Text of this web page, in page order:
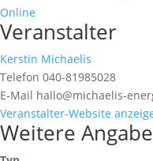
Online
Veranstalter
Kerstin Michaelis
Telefon 040-81985028
E-Mail hallo@michaelis-
Veranstalter-Website
Weitere